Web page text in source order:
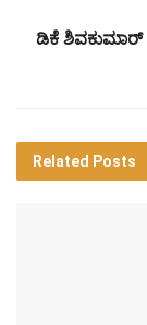
ಡಿಕೆ ಶಿವಕುಮಾರ್
Related Posts